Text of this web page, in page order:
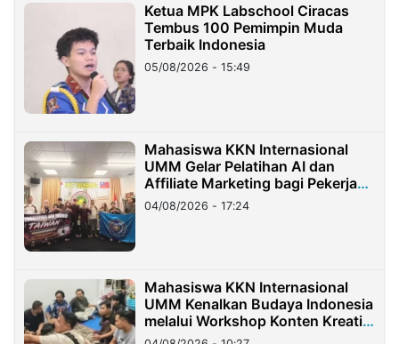
Ketua MPK Labschool Ciracas
Tembus 100 Pemimpin Muda
Terbaik Indonesia
05/08/2026 - 15:49
Mahasiswa KKN Internasional
UMM Gelar Pelatihan AI dan
Affiliate Marketing bagi Pekerja
Migran Indonesia di Taiwan
04/08/2026 - 17:24
Mahasiswa KKN Internasional
UMM Kenalkan Budaya Indonesia
melalui Workshop Konten Kreatif
di Taiwan